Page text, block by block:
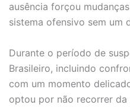
ausência forçou
sistema ofensivo sem um
Durante o período de
Brasileiro, incluindo
com um momento
optou por não recorrer